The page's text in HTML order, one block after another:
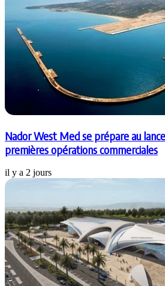
Nador West Med se prépare au
premières opérations commerciales
il y a 2 jours